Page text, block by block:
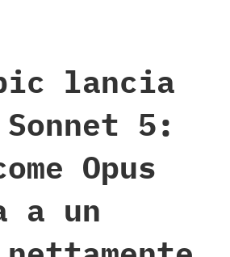
lancia
5:
Opus
a un